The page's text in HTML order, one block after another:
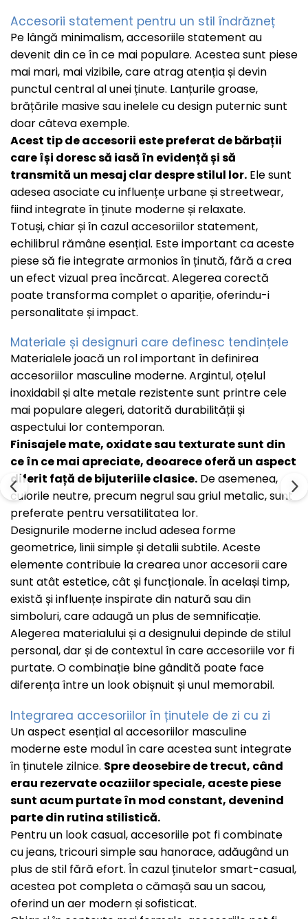
BRĂȚĂRI CU ȘNUR REGLABIL
Brățări din Aur cu șnur reglabil
Brățări din Argint cu șnur reglabil
BRĂȚĂRI CU PIETRE SEMIPREȚIOASE
Brățări din Aur cu pietre semiprețioase
Brățări din Argint cu pietre semiprețioase
Brățări elastice cu pietre semiprețioase
BRĂȚĂRI DE PICIOR
Brățări de picior din Aur
Brățări de picior din Argint
COLIERE
Coliere cu mărgele colorate și Argint
Accesorii statement pentru un stil îndrăzneț
Pe lângă minimalism, accesoriile statement au
devenit din ce în ce mai populare. Acestea sunt piese
mai mari, mai vizibile, care atrag atenția și devin
punctul central al unei ținute. Lanțurile groase,
brățările masive sau inelele cu design puternic sunt
doar câteva exemple.
Acest tip de accesorii este preferat de bărbații
care își doresc să iasă în evidență și să
transmită un mesaj clar despre stilul lor. Ele sunt
adesea asociate cu influențe urbane și streetwear,
fiind integrate în ținute moderne și relaxate.
Totuși, chiar și în cazul accesoriilor statement,
echilibrul rămâne esențial. Este important ca aceste
piese să fie integrate armonios în ținută, fără a crea
un efect vizual prea încărcat. Alegerea corectă
poate transforma complet o apariție, oferindu-i
personalitate și impact.
Materiale și designuri care definesc tendințele
Materialele joacă un rol important în definirea
accesoriilor masculine moderne. Argintul, oțelul
inoxidabil și alte metale rezistente sunt printre cele
mai populare alegeri, datorită durabilității și
aspectului lor contemporan.
Finisajele mate, oxidate sau texturate sunt din
ce în ce mai apreciate, deoarece oferă un aspect
diferit față de bijuteriile clasice. De asemenea,
culorile neutre, precum negrul sau griul metalic, sunt
preferate pentru versatilitatea lor.
Designurile moderne includ adesea forme
geometrice, linii simple și detalii subtile. Aceste
elemente contribuie la crearea unor accesorii care
sunt atât estetice, cât și funcționale. În același timp,
există și influențe inspirate din natură sau din
simboluri, care adaugă un plus de semnificație.
Alegerea materialului și a designului depinde de stilul
personal, dar și de contextul în care accesoriile vor fi
purtate. O combinație bine gândită poate face
diferența între un look obișnuit și unul memorabil.
Integrarea accesoriilor în ținutele de zi cu zi
Un aspect esențial al accesoriilor masculine
moderne este modul în care acestea sunt integrate
în ținutele zilnice. Spre deosebire de trecut, când
erau rezervate ocaziilor speciale, aceste piese
sunt acum purtate în mod constant, devenind
parte din rutina stilistică.
Pentru un look casual, accesoriile pot fi combinate
cu jeans, tricouri simple sau hanorace, adăugând un
plus de stil fără efort. În cazul ținutelor smart-casual,
acestea pot completa o cămașă sau un sacou,
oferind un aer modern și sofisticat.